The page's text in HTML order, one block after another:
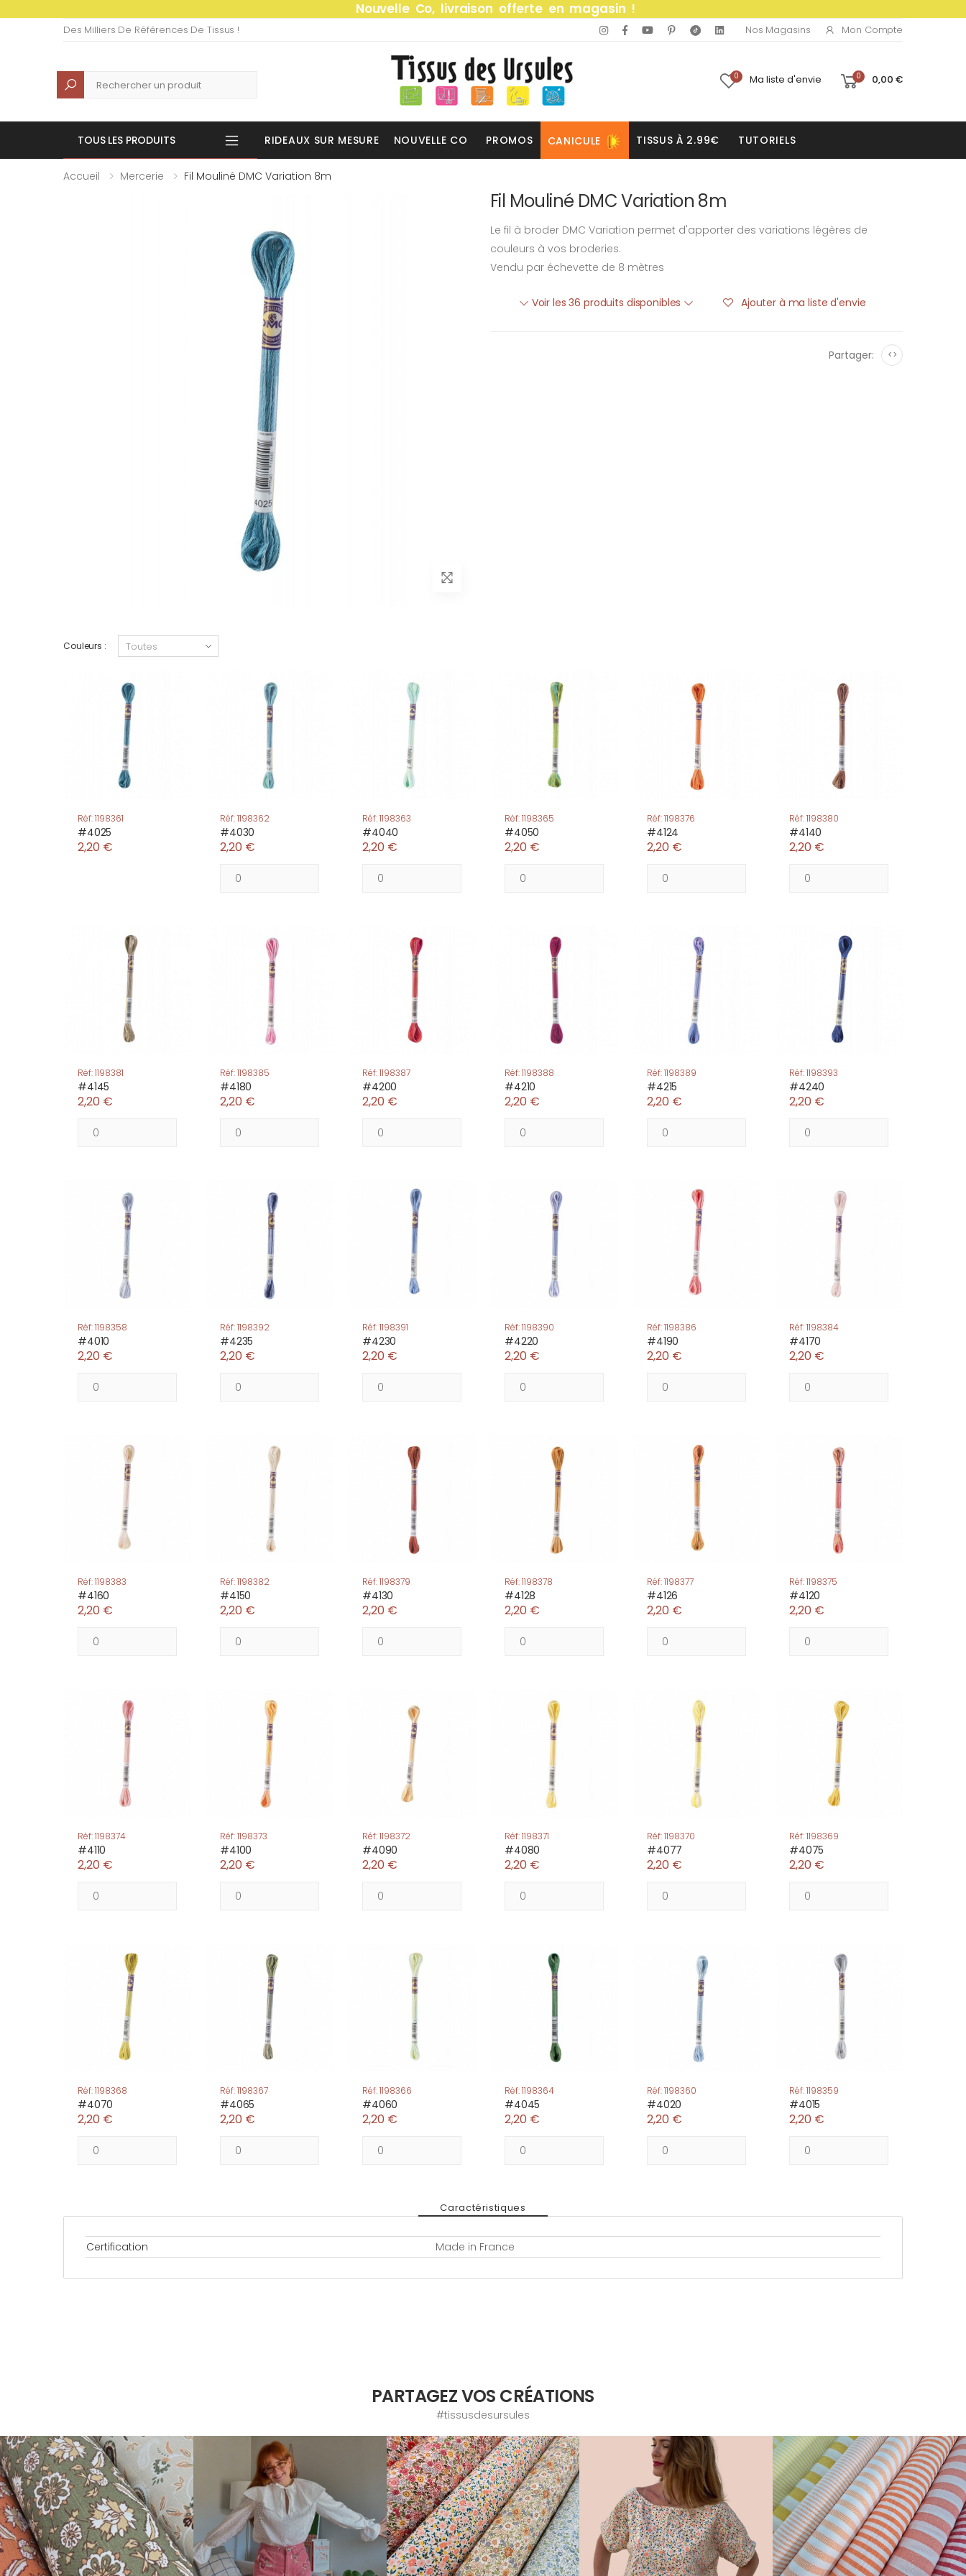
Nouvelle Co, livraison offerte en magasin !
Des Milliers De Références De Tissus ! Nos Magasins Mon Compte
Recherche 0 Ma liste d'envie 0 0,00 €
TOUS LES PRODUITS RIDEAUX SUR MESURE NOUVELLE CO PROMOS CANICULE TISSUS À 2.99€ TUTORIELS
Accueil Mercerie Fil Mouliné DMC Variation 8m
Fil Mouliné DMC Variation 8m
Le fil à broder DMC Variation permet d'apporter des variations légères de
couleurs à vos broderies.
Vendu par échevette de 8 mètres
Voir les 36 produits disponibles Ajouter à ma liste d'envie
Partager: <>
Couleurs :
Réf: 1198361
#4025
2,20 €
Réf: 1198362
#4030
2,20 €
Réf: 1198363
#4040
2,20 €
Réf: 1198365
#4050
2,20 €
Réf: 1198376
#4124
2,20 €
Réf: 1198380
#4140
2,20 €
Réf: 1198381
#4145
2,20 €
Réf: 1198385
#4180
2,20 €
Réf: 1198387
#4200
2,20 €
Réf: 1198388
#4210
2,20 €
Réf: 1198389
#4215
2,20 €
Réf: 1198393
#4240
2,20 €
Réf: 1198358
#4010
2,20 €
Réf: 1198392
#4235
2,20 €
Réf: 1198391
#4230
2,20 €
Réf: 1198390
#4220
2,20 €
Réf: 1198386
#4190
2,20 €
Réf: 1198384
#4170
2,20 €
Réf: 1198383
#4160
2,20 €
Réf: 1198382
#4150
2,20 €
Réf: 1198379
#4130
2,20 €
Réf: 1198378
#4128
2,20 €
Réf: 1198377
#4126
2,20 €
Réf: 1198375
#4120
2,20 €
Réf: 1198374
#4110
2,20 €
Réf: 1198373
#4100
2,20 €
Réf: 1198372
#4090
2,20 €
Réf: 1198371
#4080
2,20 €
Réf: 1198370
#4077
2,20 €
Réf: 1198369
#4075
2,20 €
Réf: 1198368
#4070
2,20 €
Réf: 1198367
#4065
2,20 €
Réf: 1198366
#4060
2,20 €
Réf: 1198364
#4045
2,20 €
Réf: 1198360
#4020
2,20 €
Réf: 1198359
#4015
2,20 €
Caractéristiques
Certification Made in France
PARTAGEZ VOS CRÉATIONS
#tissusdesursules